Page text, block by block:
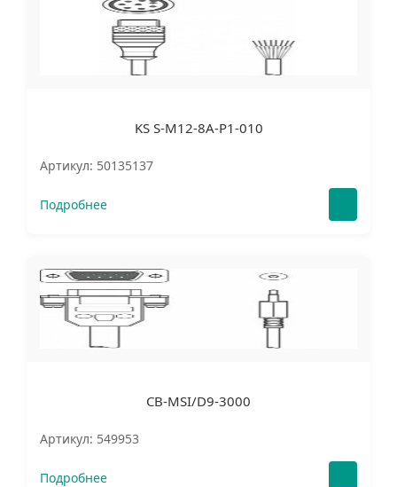
KS S-M12-8A-P1-010
Артикул: 50135137
Подробнее
CB-MSI/D9-3000
Артикул: 549953
Подробнее